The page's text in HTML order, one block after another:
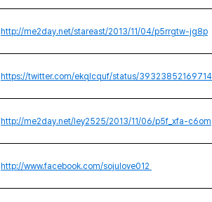
http://me2day.net/stareast/2013/11/04/p5rrgtw-jg8p
https://twitter.com/ekqlcquf/status/
http://me2day.net/ley2525/2013/11/06/p5f_xfa-c6om
http://www.facebook.com/sojulove012